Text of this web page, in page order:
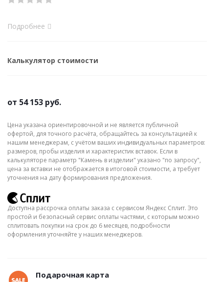
Подробнее
Калькулятор стоимости
от 54 153 руб.
Цена указана ориентировочной и не является публичной
офертой, для точного расчёта, обращайтесь за консультацией к
нашим менеджерам, с учётом ваших индивидуальных параметров:
размеров, пробы изделия и характеристик вставок. Если в
калькуляторе параметр "Камень в изделии" указано "по запросу",
цена за вставки не отображается в итоговой стоимости, а требует
уточнения на дату формирования предложения.
Доступна рассрочка оплаты заказа с сервисом Яндекс Сплит. Это
простой и безопасный сервис оплаты частями, с которым можно
сплитовать покупки на срок до 6 месяцев, подробности
оформления уточняйте у наших менеджеров.
Подарочная карта